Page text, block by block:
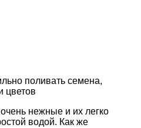
поливать семена,
цветов
нежные и их легко
водой. Как же